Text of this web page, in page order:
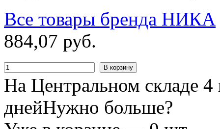
Все товары бренда НИКА
884,07 руб.
В корзину
На Центральном складе 4
днейНужно больше?